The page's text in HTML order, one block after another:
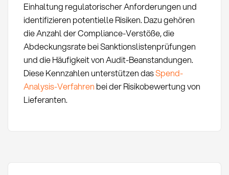
Einhaltung regulatorischer Anforderungen und
identifizieren potentielle Risiken. Dazu gehören
die Anzahl der Compliance-Verstöße, die
Abdeckungsrate bei Sanktionslistenprüfungen
und die Häufigkeit von Audit-Beanstandungen.
Diese Kennzahlen unterstützen dasSpend-
Analysis-Verfahren bei der Risikobewertung von
Lieferanten.